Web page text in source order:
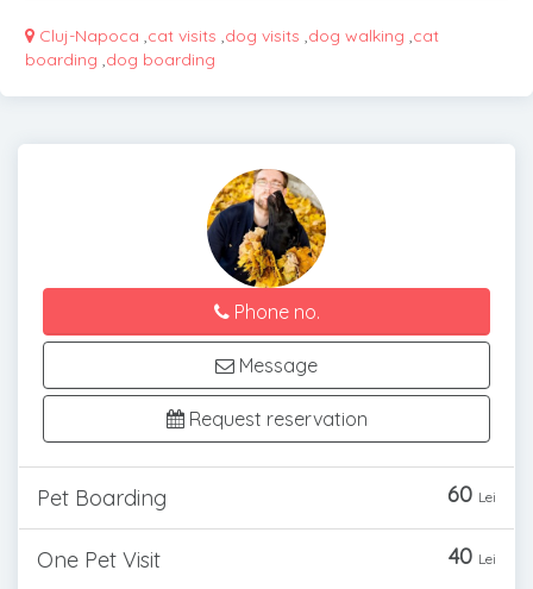
Cluj-Napoca ,cat visits ,dog visits ,dog walking ,cat
boarding ,dog boarding
Phone no.
Message
Request reservation
Pet Boarding 60 Lei
One Pet Visit 40 Lei